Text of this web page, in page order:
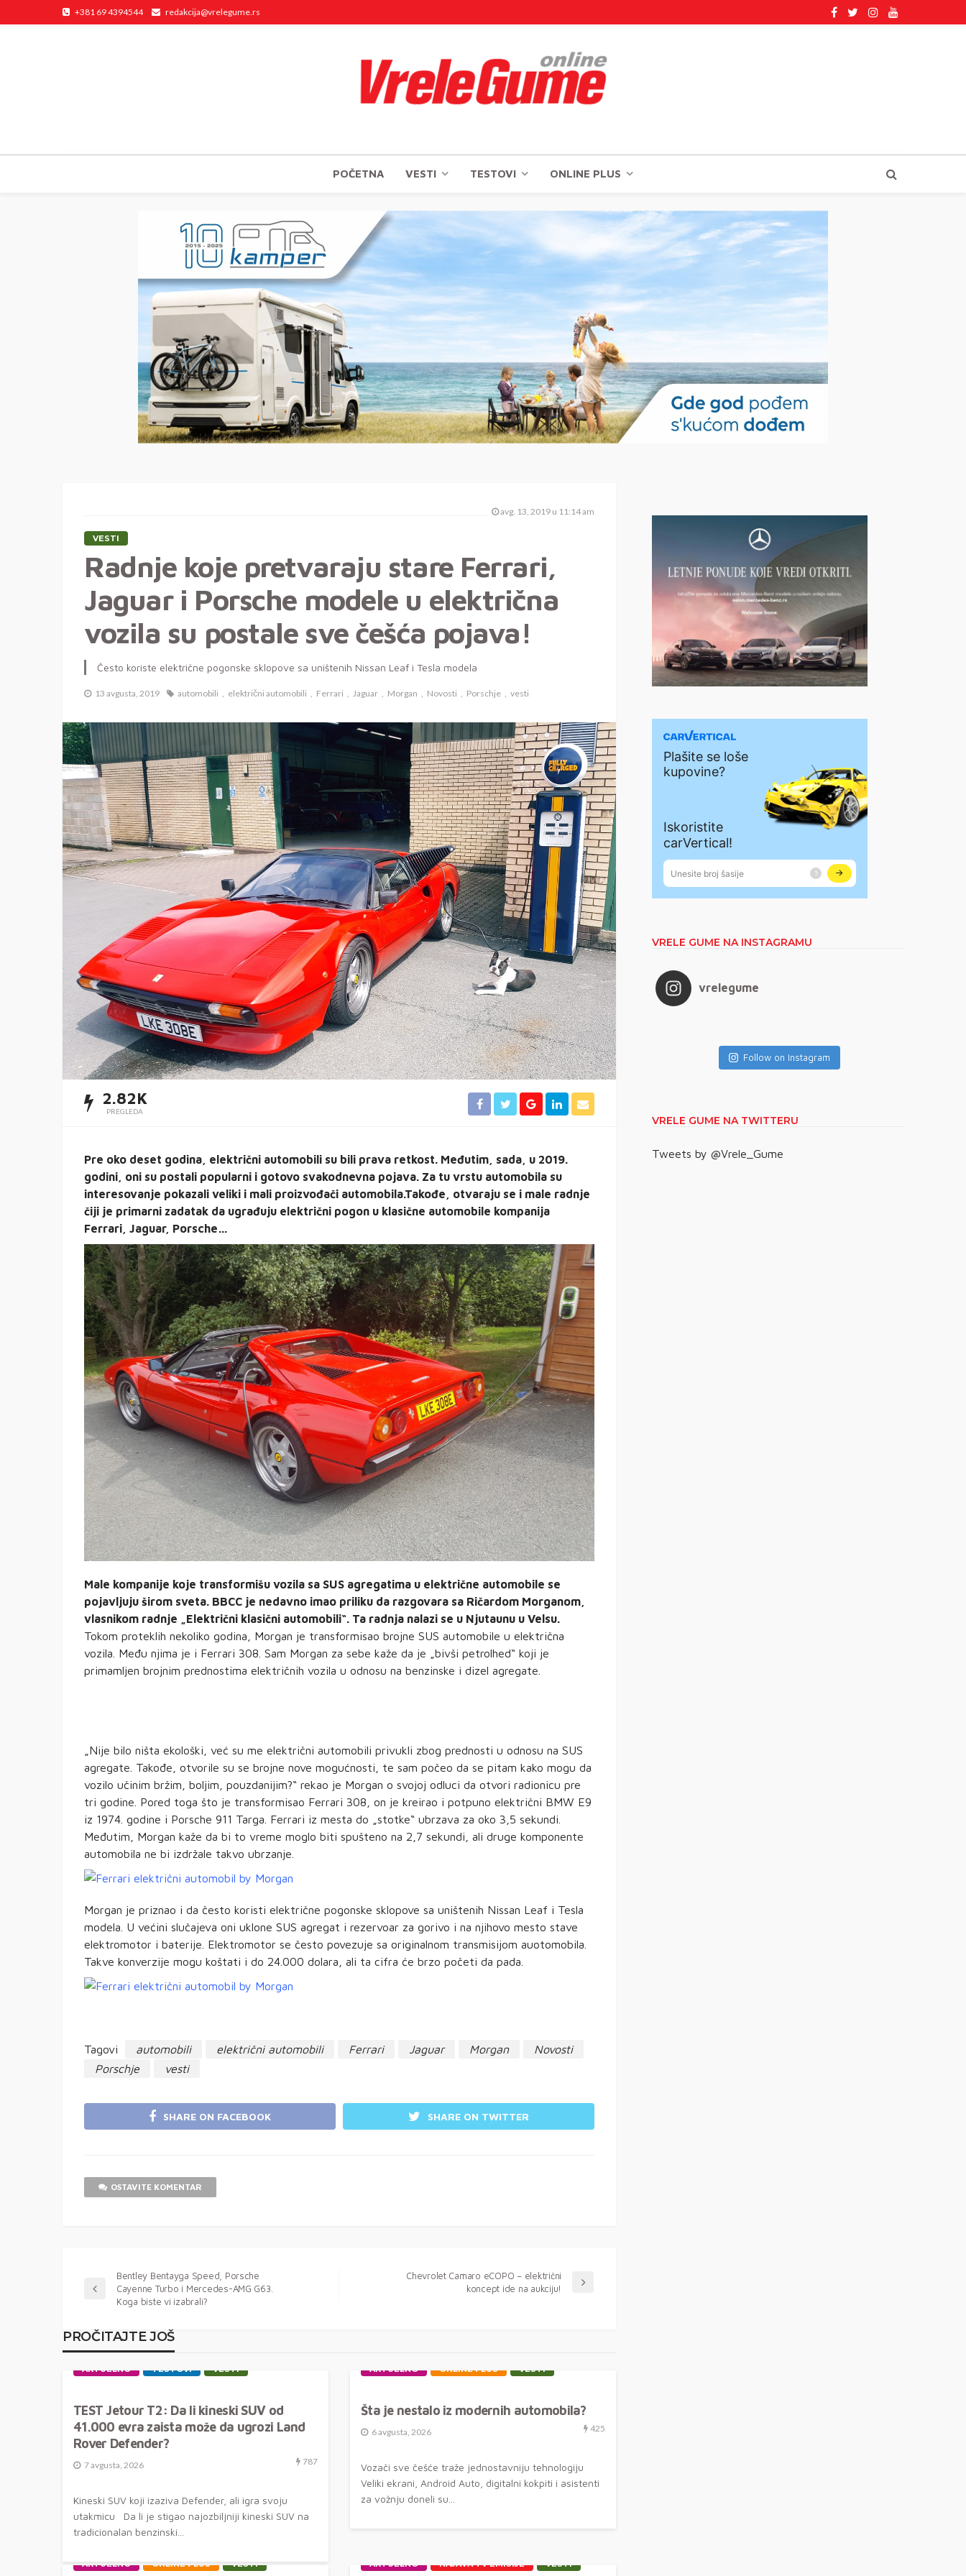
+381 69 4394544 redakcija@vrelegume.rs
POČETNA VESTI TESTOVI ONLINE PLUS
avg. 13, 2019 u 11:14 am
VESTI
Radnje koje pretvaraju stare Ferrari,
Jaguar i Porsche modele u električna
vozila su postale sve češća pojava!
Često koriste električne pogonske sklopove sa uništenih Nissan Leaf i Tesla modela
13 avgusta, 2019 automobili električni automobili Ferrari Jaguar Morgan Novosti Porschje vesti
2.82K
PREGLEDA
Pre oko deset godina, električni automobili su bili prava retkost. Međutim, sada, u 2019.
godini, oni su postali popularni i gotovo svakodnevna pojava. Za tu vrstu automobila su
interesovanje pokazali veliki i mali proizvođači automobila.Takođe, otvaraju se i male radnje
čiji je primarni zadatak da ugrađuju električni pogon u klasične automobile kompanija
Ferrari, Jaguar, Porsche…
Male kompanije koje transformišu vozila sa SUS agregatima u električne automobile se
pojavljuju širom sveta. BBCC je nedavno imao priliku da razgovara sa Ričardom Morganom,
vlasnikom radnje „Električni klasični automobili“. Ta radnja nalazi se u Njutaunu u Velsu.
Tokom proteklih nekoliko godina, Morgan je transformisao brojne SUS automobile u električna
vozila. Među njima je i Ferrari 308. Sam Morgan za sebe kaže da je „bivši petrolhed“ koji je
primamljen brojnim prednostima električnih vozila u odnosu na benzinske i dizel agregate.
„Nije bilo ništa ekološki, već su me električni automobili privukli zbog prednosti u odnosu na SUS
agregate. Takođe, otvorile su se brojne nove mogućnosti, te sam počeo da se pitam kako mogu da
vozilo učinim bržim, boljim, pouzdanijim?“ rekao je Morgan o svojoj odluci da otvori radionicu pre
tri godine. Pored toga što je transformisao Ferrari 308, on je kreirao i potpuno električni BMW E9
iz 1974. godine i Porsche 911 Targa. Ferrari iz mesta do „stotke“ ubrzava za oko 3,5 sekundi.
Međutim, Morgan kaže da bi to vreme moglo biti spušteno na 2,7 sekundi, ali druge komponente
automobila ne bi izdržale takvo ubrzanje.
Morgan je priznao i da često koristi električne pogonske sklopove sa uništenih Nissan Leaf i Tesla
modela. U većini slučajeva oni uklone SUS agregat i rezervoar za gorivo i na njihovo mesto stave
elektromotor i baterije. Elektromotor se često povezuje sa originalnom transmisijom auotomobila.
Takve konverzije mogu koštati i do 24.000 dolara, ali ta cifra će brzo početi da pada.
Tagovi automobili električni automobili Ferrari Jaguar Morgan
Novosti
Porschje
vesti
SHARE ON FACEBOOK SHARE ON TWITTER
OSTAVITE KOMENTAR
Bentley Bentayga Speed, Porsche
Cayenne Turbo i Mercedes-AMG G63.
Koga biste vi izabrali?
Chevrolet Camaro eCOPO – električni
koncept ide na aukciju!
PROČITAJTE JOŠ
AKTUELNO TESTOVI VESTI
TEST Jetour T2: Da li kineski SUV od
41.000 evra zaista može da ugrozi Land
Rover Defender?
7 avgusta, 2026 787
Kineski SUV koji izaziva Defender, ali igra svoju
utakmicu Da li je stigao najozbiljniji kineski SUV na
tradicionalan benzinski...
AKTUELNO ONLINE PLUS VESTI
Šta je nestalo iz modernih automobila?
6 avgusta, 2026 425
Vozači sve češće traže jednostavniju tehnologiju
Veliki ekrani, Android Auto, digitalni kokpiti i asistenti
za vožnju doneli su...
AKTUELNO ONLINE PLUS VESTI AKTUELNO NAJAVA TV EMISIJE VESTI
VRELE GUME NA INSTAGRAMU
vrelegume
Follow on Instagram
VRELE GUME NA TWITTERU
Tweets by @Vrele_Gume